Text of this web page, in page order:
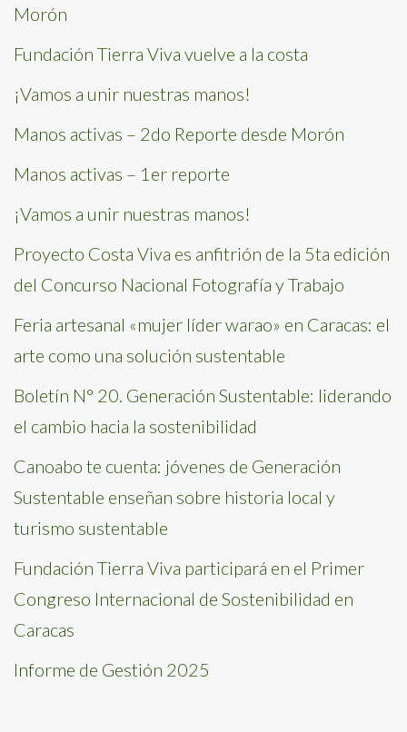
Morón
Fundación Tierra Viva vuelve a la costa
¡Vamos a unir nuestras manos!
Manos activas – 2do Reporte desde Morón
Manos activas – 1er reporte
¡Vamos a unir nuestras manos!
Proyecto Costa Viva es anfitrión de la 5ta edición
del Concurso Nacional Fotografía y Trabajo
Feria artesanal «mujer líder warao» en Caracas: el
arte como una solución sustentable
Boletín N° 20. Generación Sustentable: liderando
el cambio hacia la sostenibilidad
Canoabo te cuenta: jóvenes de Generación
Sustentable enseñan sobre historia local y
turismo sustentable
Fundación Tierra Viva participará en el Primer
Congreso Internacional de Sostenibilidad en
Caracas
Informe de Gestión 2025